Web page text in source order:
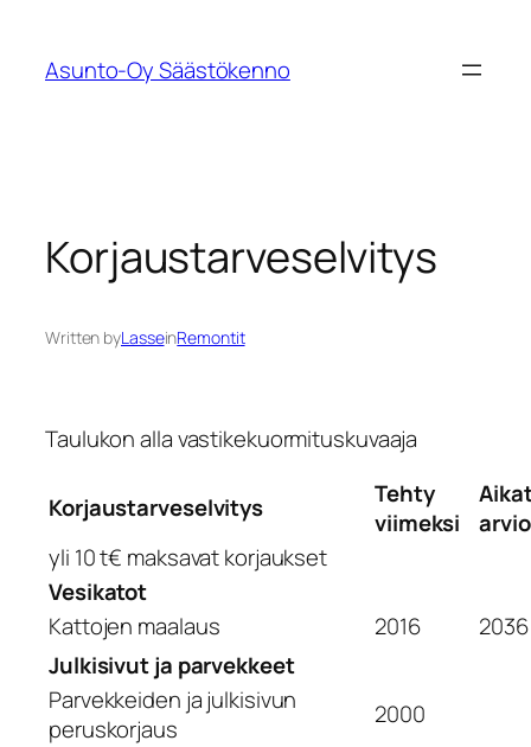
Asunto-Oy Säästökenno
Korjaustarveselvitys
Written byLasseinRemontit
Taulukon alla vastikekuormituskuvaaja
Korjaustarveselvitys
Tehty
viimeksi
arvio
yli 10 t€ maksavat korjaukset
Vesikatot
Kattojen maalaus
2016
2036
Julkisivut ja parvekkeet
Parvekkeiden ja julkisivun
peruskorjaus
2000